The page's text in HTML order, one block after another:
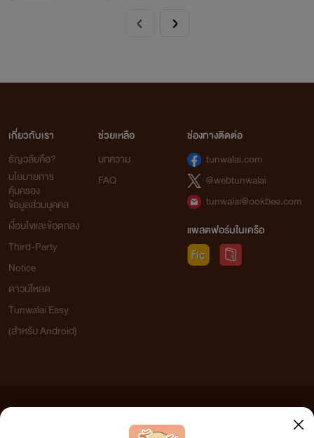
ลาย
เกี่ยวกับเรา
ธัญวลัยคือ?
นโยบายการ
คุ้มครอง
ข้อมูลส่วนบุคคล
เงื่อนไขและข้อตกลง
Third-Party
Notice
ดาวน์โหลด
Tunwalai Easy
(สำหรับ Android)
ช่วยเหลือ
บทความ
FAQ
ช่องทางติดต่อ
tunwalai.com
@webtunwalai
tunwalai@ookbee.com
แพลตฟอร์มในเครือ
เว็บไซต์แห่งนี้ไม่ได้เห็นด้วยและไม่ขอรับผิดชอบต่อข้อความใดๆ ทั้งสิ้น ดังนั้นผู้อ่านทุกท่านโปรดใช้